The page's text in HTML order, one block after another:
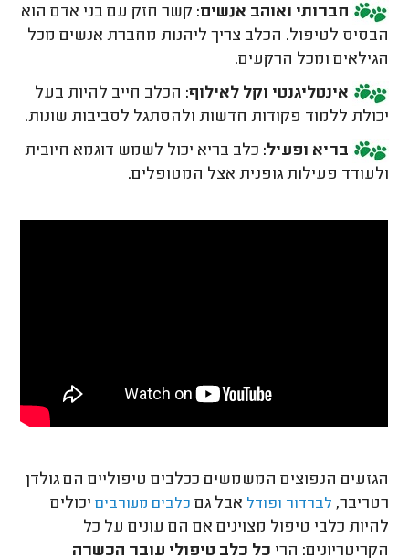
חברותי ואוהב אנשים: קשר חזק עם בני אדם הוא
הבסיס לטיפול. הכלב צריך ליהנות מחברת אנשים מכל
הגילאים ומכל הרקעים.
אינטליגנטי וקל לאילוף: הכלב חייב להיות בעל
יכולת ללמוד פקודות חדשות ולהסתגל לסביבות שונות.
בריא ופעיל: כלב בריא יכול לשמש דוגמא חיובית
ולעודד פעילות גופנית אצל המטופלים.
הגזעים הנפוצים המשמשים ככלבים טיפוליים הם גולדן
רטריבר, לברדור ופודל אבל גם כלבים מעורבים יכולים
להיות כלבי טיפול מצוינים אם הם עונים על כל
הקריטריונים: הרי כל כלב טיפולי עובר הכשרה